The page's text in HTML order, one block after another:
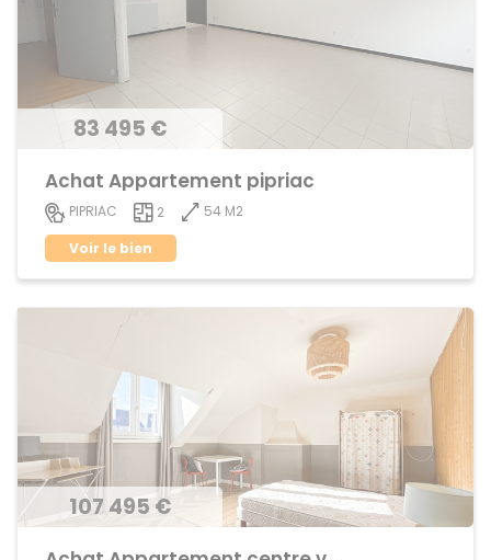
83 495 €
Achat Appartement pipriac
PIPRIAC 2
54 M2
Voir le bien
107 495 €